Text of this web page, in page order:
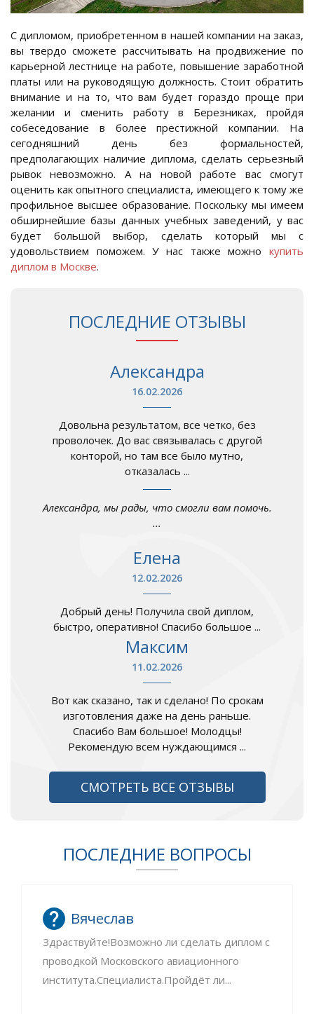
С дипломом, приобретенном в нашей компании на заказ,
вы твердо сможете рассчитывать на продвижение по
карьерной лестнице на работе, повышение заработной
платы или на руководящую должность. Стоит обратить
внимание и на то, что вам будет гораздо проще при
желании и сменить работу в Березниках, пройдя
собеседование в более престижной компании. На
сегодняшний день без формальностей,
предполагающих наличие диплома, сделать серьезный
рывок невозможно. А на новой работе вас смогут
оценить как опытного специалиста, имеющего к тому же
профильное высшее образование. Поскольку мы имеем
обширнейшие базы данных учебных заведений, у вас
будет большой выбор, сделать который мы с
удовольствием поможем. У нас также можно купить
диплом в Москве.
ПОСЛЕДНИЕ ОТЗЫВЫ
Александра
16.02.2026
Довольна результатом, все четко, без
проволочек. До вас связывалась с другой
конторой, но там все было мутно,
отказалась ...
Александра, мы рады, что смогли вам помочь.
...
Елена
12.02.2026
Добрый день! Получила свой диплом,
быстро, оперативно! Спасибо большое ...
Максим
11.02.2026
Вот как сказано, так и сделано! По срокам
изготовления даже на день раньше.
Спасибо Вам большое! Молодцы!
Рекомендую всем нуждающимся ...
СМОТРЕТЬ ВСЕ ОТЗЫВЫ
ПОСЛЕДНИЕ ВОПРОСЫ
Вячеслав
Здраствуйте!Возможно ли сделать диплом с
проводкой Московского авиационного
института.Специалиста.Пройдёт ли...